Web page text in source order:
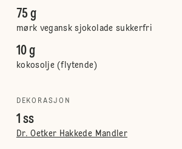
75 g
mørk vegansk sjokolade sukkerfri
10 g
kokosolje (flytende)
DEKORASJON
1 ss
Dr. Oetker Hakkede Mandler